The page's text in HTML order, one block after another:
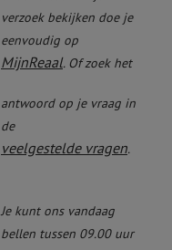
verzoek bekijken doe je
eenvoudig op
MijnReaal. Of zoek het
antwoord op je vraag in
de
veelgestelde vragen.
Je kunt ons vandaag
bellen tussen 09.00 uur